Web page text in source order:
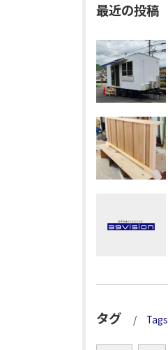
最近の投稿
タグ Tags